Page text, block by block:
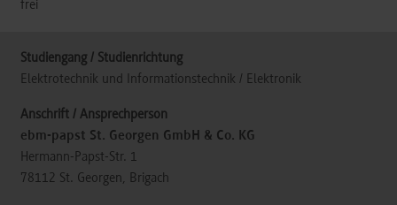
frei
Elektrotechnik und Informationstechnik / Elektronik
ebm-papst St. Georgen GmbH & Co. KG
Hermann-Papst-Str. 1
78112 St. Georgen, Brigach